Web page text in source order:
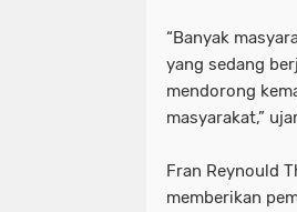
“Banyak
yang sedang
mendorong
masyarakat,”
Fran Reynould
memberikan